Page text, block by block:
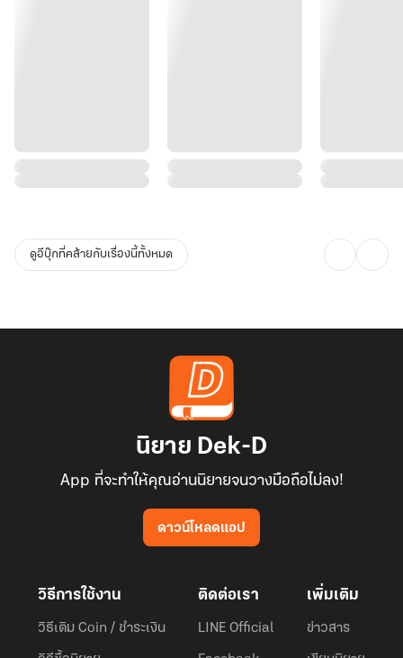
ดูอีบุ๊กที่คล้ายกับเรื่องนี้ทั้งหมด
นิยาย Dek-D
App ที่จะทำให้คุณอ่านนิยายจนวางมือถือไม่ลง!
ดาวน์โหลดแอป
วิธีการใช้งาน
วิธีเติม Coin / ชำระเงิน
ติดต่อเรา
LINE Official
เพิ่มเติม
ข่าวสาร